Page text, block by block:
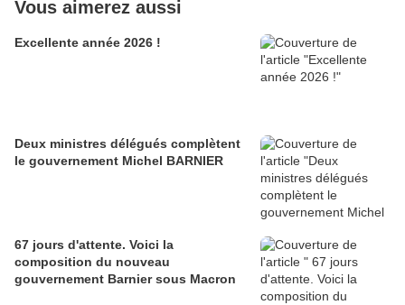
Vous aimerez aussi
Excellente année 2026 !
Deux ministres délégués complètent
le gouvernement Michel BARNIER
67 jours d'attente. Voici la
composition du nouveau
gouvernement Barnier sous Macron